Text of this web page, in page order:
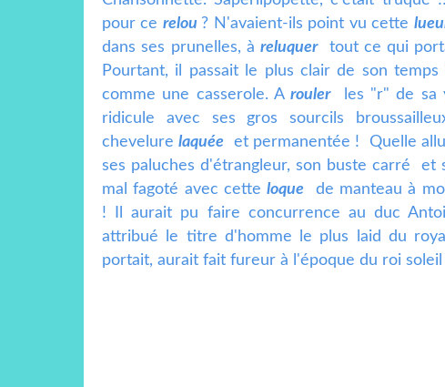
pour ce relou ? N'avaient-ils point vu cette
dans ses prunelles, àreluquertout ce qui
Pourtant, il passait le plus clair de son temps
comme une casserole. Aroulerles "r" de sa
ridicule avec ses gros sourcils
chevelurelaquée et permanentée ! Quelle
ses paluches d'étrangleur, son buste carré et
mal fagoté avec cetteloque de manteau à
! Il aurait pu faire concurrence au duc
attribué le titre d'homme le plus laid du
portait, aurait fait fureur à l'époque du roi soleil